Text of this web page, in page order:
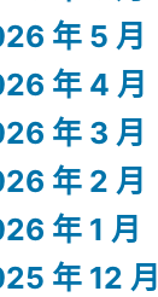
年 5 月
年 4 月
年 3 月
年 2 月
年 1 月
年 12 月